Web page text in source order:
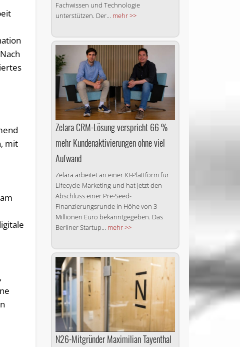
mit
Fachwissen und Technologie
unterstützen. Der... mehr >>
Zelara CRM-Lösung verspricht 66 %
mehr Kundenaktivierungen ohne viel
Aufwand
Zelara arbeitet an einer KI-Plattform für
Lifecycle-Marketing und hat jetzt den
Abschluss einer Pre-Seed-
Finanzierungsrunde in Höhe von 3
Millionen Euro bekanntgegeben. Das
Berliner Startup... mehr >>
N26-Mitgründer Maximilian Tayenthal